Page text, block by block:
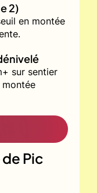
2)
en montée
sur sentier
montée
Pic